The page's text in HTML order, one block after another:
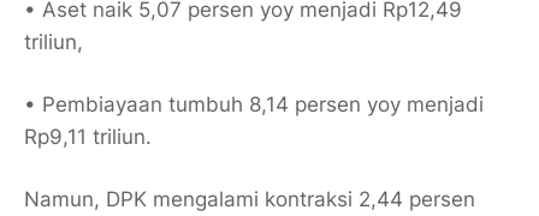
• Aset naik 5,07 persen yoy menjadi Rp12,49
triliun,
• Pembiayaan tumbuh 8,14 persen yoy menjadi
Rp9,11 triliun.
Namun, DPK mengalami kontraksi 2,44 persen